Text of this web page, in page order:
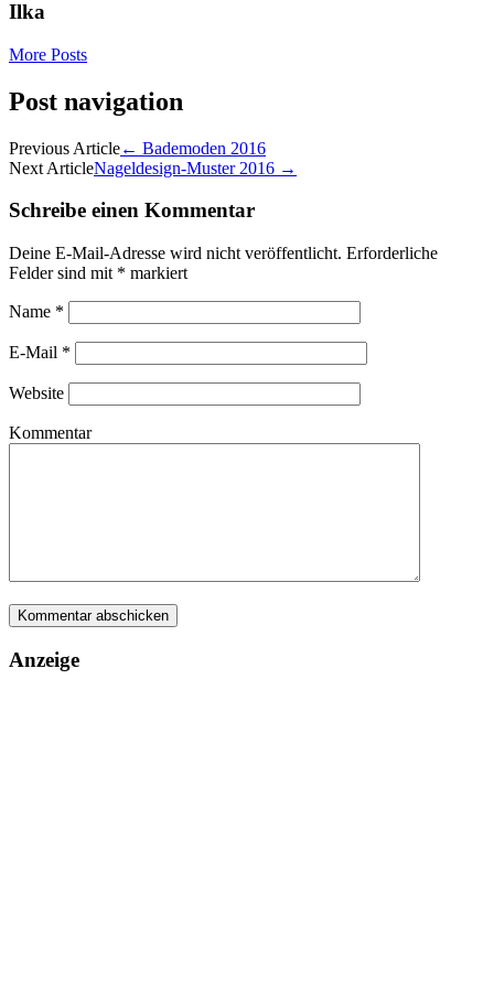
Ilka
More Posts
Post navigation
Previous Article← Bademoden 2016
Next ArticleNageldesign-Muster 2016 →
Schreibe einen Kommentar
Deine E-Mail-Adresse wird nicht veröffentlicht. Erforderliche
Felder sind mit * markiert
Name *
E-Mail *
Website
Kommentar
Anzeige